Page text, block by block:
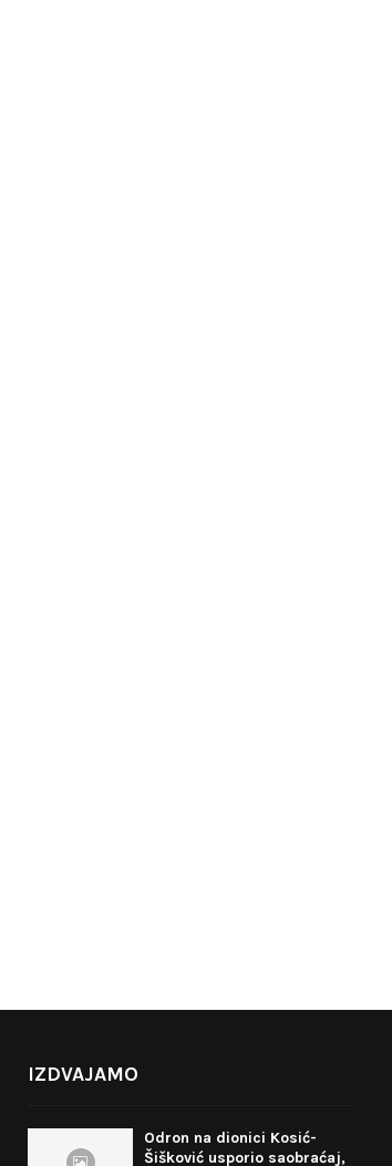
IZDVAJAMO
Odron na dionici Kosić-
Šišković usporio saobraćaj,